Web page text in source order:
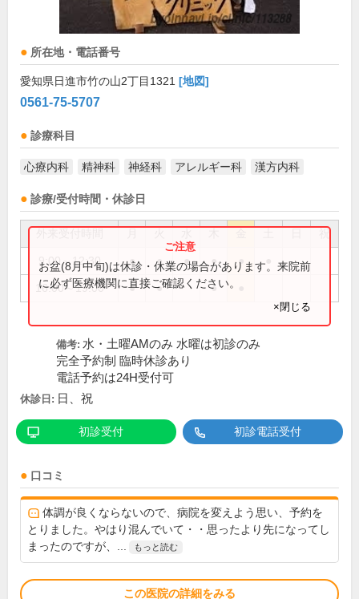
所在地・電話番号
愛知県日進市竹の山2丁目1321 [地図]
0561-75-5707
診療科目
心療内科 精神科 神経科 アレルギー科 漢方内科
診療/受付時間・休診日
祝
9:00～12:30 ● ● ● ● ●
16:00～19:00 ● ● ●
お盆(8月中旬)は休診・休業の場合があります。来院前
に必ず医療機関に直接ご確認ください。
×閉じる
備考: 水・土曜AMのみ 水曜は初診のみ
完全予約制 臨時休診あり
電話予約は24H受付可
休診日: 日、祝
初診受付 初診電話受付
口コミ
体調が良くならないので、病院を変えよう思い、予約を
とりました。やはり混んでいて・・思ったより先になってし
まったのですが、...
もっと読む
この医院の詳細をみる